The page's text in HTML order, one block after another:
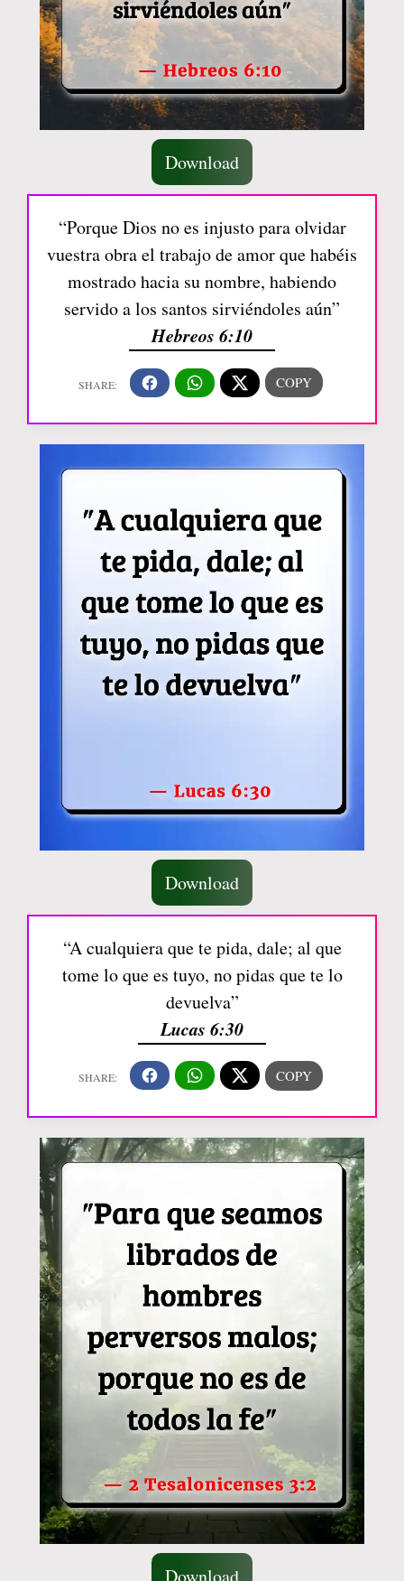
Download
“Porque Dios no es injusto para olvidar
vuestra obra el trabajo de amor que habéis
mostrado hacia su nombre, habiendo
servido a los santos sirviéndoles aún”
Hebreos 6:10
Download
“A cualquiera que te pida, dale; al que
tome lo que es tuyo, no pidas que te lo
devuelva”
Lucas 6:30
Download